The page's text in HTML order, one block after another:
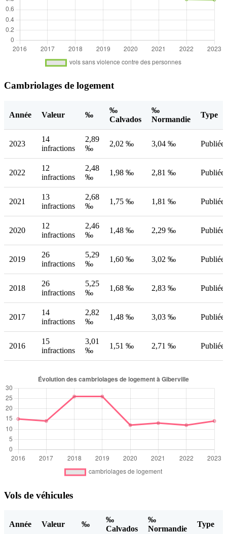
Cambriolages de logement
Année Valeur ‰
‰
Calvados
‰
Normandie
Type
2023
14
infractions
2,89
‰
2,02 ‰ 3,04 ‰ Publiée
2022
12
infractions
2,48
‰
1,98 ‰ 2,81 ‰ Publiée
2021
13
infractions
2,68
‰
1,75 ‰ 1,81 ‰ Publiée
2020
12
infractions
2,46
‰
1,48 ‰ 2,29 ‰ Publiée
2019
26
infractions
5,29
‰
1,60 ‰ 3,02 ‰ Publiée
2018
26
infractions
5,25
‰
1,68 ‰ 2,83 ‰ Publiée
2017
14
infractions
2,82
‰
1,48 ‰ 3,03 ‰ Publiée
2016
15
infractions
3,01
‰
1,51 ‰ 2,71 ‰ Publiée
Vols de véhicules
Année Valeur ‰
‰
Calvados
‰
Normandie
Type